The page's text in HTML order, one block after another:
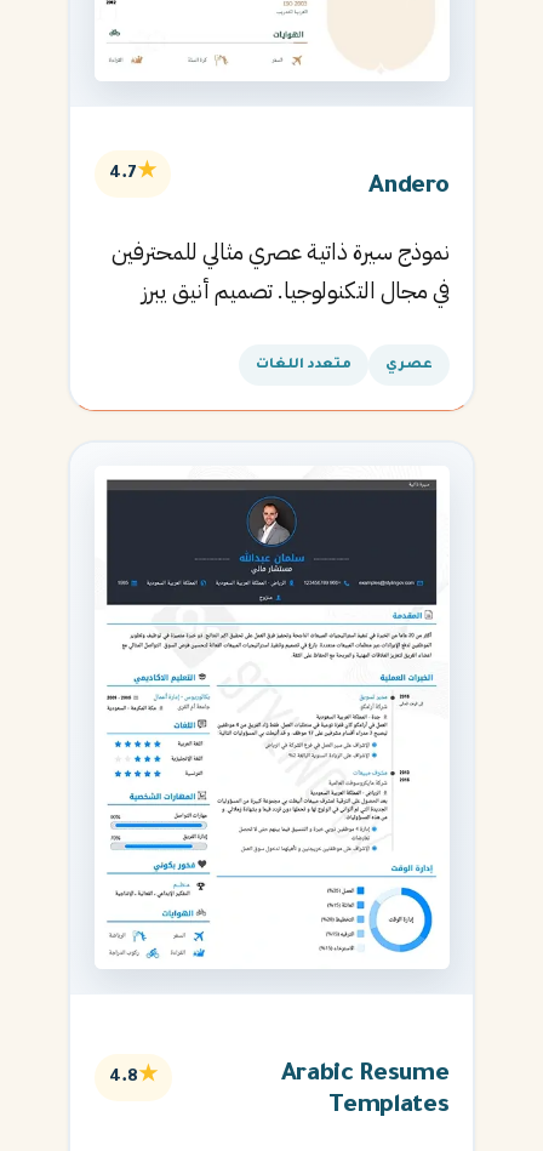
Andero
★
4.7
نموذج سيرة ذاتية عصري مثالي للمحترفين
في مجال التكنولوجيا. تصميم أنيق يبرز
عصري متعدد اللغات
Arabic Resume
Templates
★
4.8